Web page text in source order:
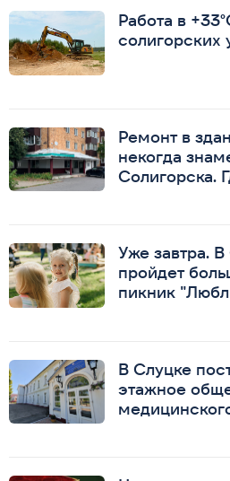
Работа в
солигорских
Ремонт в
некогда
Солигорска.
Уже завтра.
пройдет
пикник
В Слуцке
этажное